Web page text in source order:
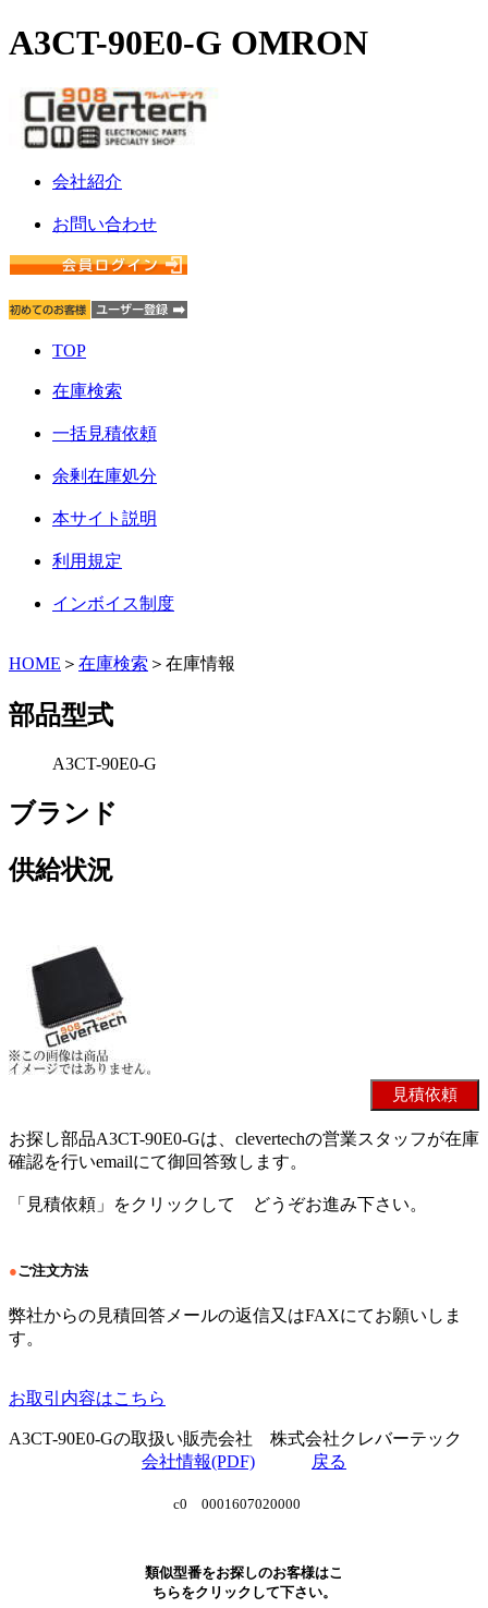
A3CT-90E0-G OMRON
会社紹介
お問い合わせ
TOP
在庫検索
一括見積依頼
余剰在庫処分
本サイト説明
利用規定
インボイス制度
HOME ＞ 在庫検索 ＞在庫情報
部品型式
A3CT-90E0-G
ブランド
供給状況
お探し部品A3CT-90E0-Gは、clevertechの営業スタッフが在庫
確認を行いemailにて御回答致します。
「見積依頼」をクリックして どうぞお進み下さい。
●ご注文方法
弊社からの見積回答メールの返信又はFAXにてお願いしま
す。
お取引内容はこちら
A3CT-90E0-Gの取扱い販売会社 株式会社クレバーテック
会社情報(PDF)
戻る
c0 0001607020000
類似型番をお探しのお客様はこ
ちらをクリックして下さい。